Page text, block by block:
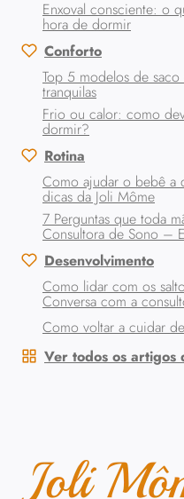
Enxoval consciente: o
hora de dormir
Conforto
Top 5 modelos de
tranquilas
Frio ou calor: como
dormir?
Rotina
Como ajudar o bebê a
dicas da Joli Môme
7 Perguntas que toda
Consultora de Sono –
Desenvolvimento
Como lidar com os
Conversa com a
Como voltar a cuidar
Ver todos os artigos